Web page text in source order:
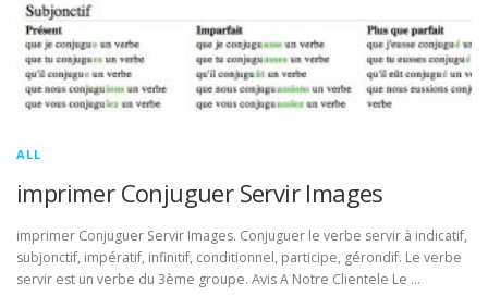
ALL
imprimer Conjuguer Servir Images
imprimer Conjuguer Servir Images. Conjuguer le verbe servir à indicatif,
subjonctif, impératif, infinitif, conditionnel, participe, gérondif. Le verbe
servir est un verbe du 3ème groupe. Avis A Notre Clientele Le …